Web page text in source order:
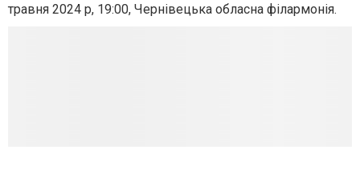
травня 2024 р, 19:00, Чернівецька обласна філармонія.